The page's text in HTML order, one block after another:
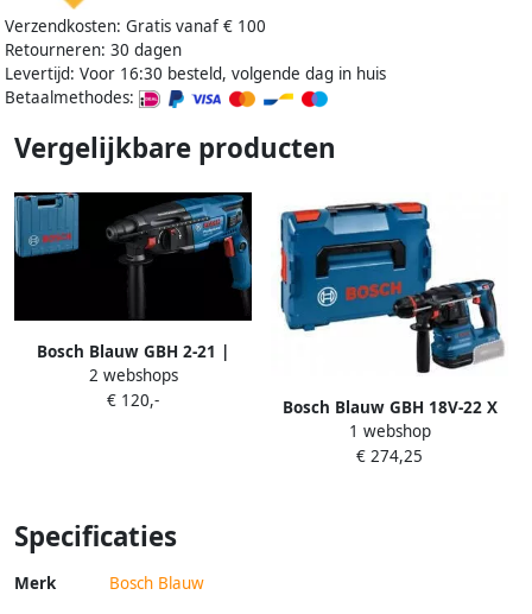
Verzendkosten: Gratis vanaf € 100
Retourneren: 30 dagen
Levertijd: Voor 16:30 besteld, volgende dag in huis
Betaalmethodes:
Vergelijkbare producten
Bosch Blauw GBH 2-21 |
Boorhamer | 2J | 720w |
koffer 06112a6000
2 webshops
€ 120,-
Bosch Blauw GBH 18V-22 X
Professional Accu Boorhamer
| Onechuck | Excl.
1 webshop
€ 274,25
Specificaties
Merk Bosch Blauw